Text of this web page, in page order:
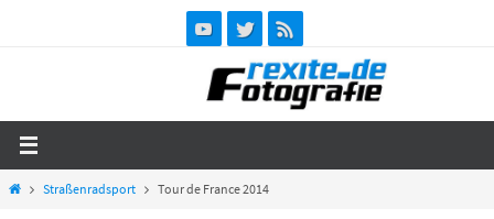
StartStraßenradsport Tour de France 2014